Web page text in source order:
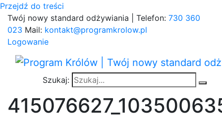
Przejdź do treści
Twój nowy standard odżywiania | Telefon: 730 360
023 Mail: kontakt@programkrolow.pl
Logowanie
Szukaj: